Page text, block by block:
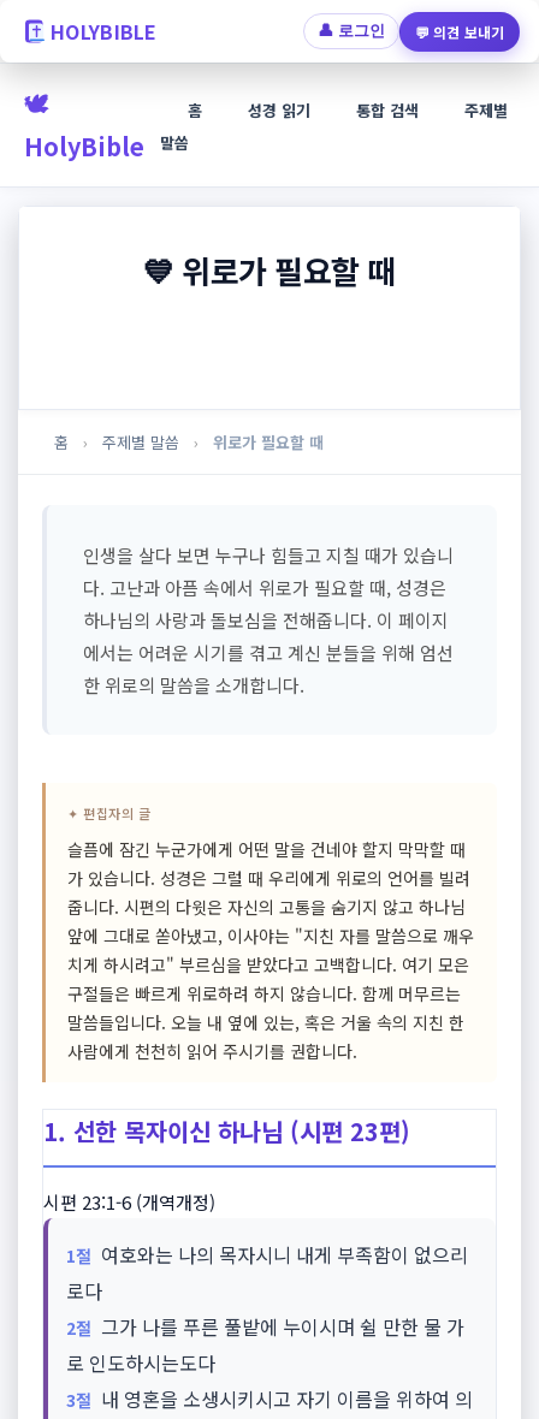
HOLYBIBLE 👤 로그인 💬 의견 보내기
🕊️
HolyBible
홈 성경 읽기 통합 검색
주제별
말씀
💙 위로가 필요할 때
홈 › 주제별 말씀 › 위로가 필요할 때
인생을 살다 보면 누구나 힘들고 지칠 때가 있습니
다. 고난과 아픔 속에서 위로가 필요할 때, 성경은
하나님의 사랑과 돌보심을 전해줍니다. 이 페이지
에서는 어려운 시기를 겪고 계신 분들을 위해 엄선
한 위로의 말씀을 소개합니다.
✦ 편집자의 글
슬픔에 잠긴 누군가에게 어떤 말을 건네야 할지 막막할 때
가 있습니다. 성경은 그럴 때 우리에게 위로의 언어를 빌려
줍니다. 시편의 다윗은 자신의 고통을 숨기지 않고 하나님
앞에 그대로 쏟아냈고, 이사야는 "지친 자를 말씀으로 깨우
치게 하시려고" 부르심을 받았다고 고백합니다. 여기 모은
구절들은 빠르게 위로하려 하지 않습니다. 함께 머무르는
말씀들입니다. 오늘 내 옆에 있는, 혹은 거울 속의 지친 한
사람에게 천천히 읽어 주시기를 권합니다.
1. 선한 목자이신 하나님 (시편 23편)
시편 23:1-6 (개역개정)
1절 여호와는 나의 목자시니 내게 부족함이 없으리
로다
2절 그가 나를 푸른 풀밭에 누이시며 쉴 만한 물 가
로 인도하시는도다
3절 내 영혼을 소생시키시고 자기 이름을 위하여 의